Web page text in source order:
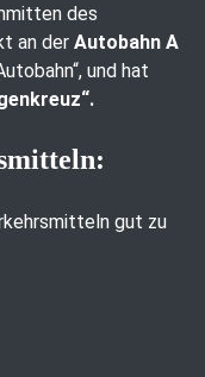
des
an der Autobahn A
und hat
gut zu